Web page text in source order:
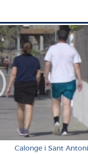
Calonge i Sant Antoni